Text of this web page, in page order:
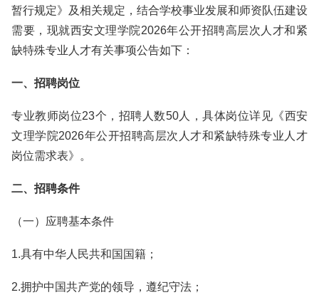
暂行规定》及相关规定，结合学校事业发展和师资队伍建设
需要，现就西安文理学院2026年公开招聘高层次人才和紧
缺特殊专业人才有关事项公告如下：
一、招聘岗位
专业教师岗位23个，招聘人数50人，具体岗位详见《西安
文理学院2026年公开招聘高层次人才和紧缺特殊专业人才
岗位需求表》。
二、招聘条件
（一）应聘基本条件
1.具有中华人民共和国国籍；
2.拥护中国共产党的领导，遵纪守法；